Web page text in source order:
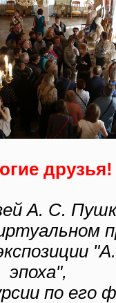
друзья!
А. С.
эпоха",
по его